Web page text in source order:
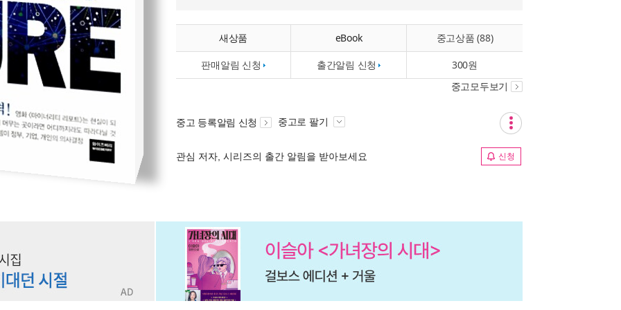
새상품 eBook 중고상품 (88)
판매알림 신청 출간알림 신청 300원
중고모두보기
중고 등록알림 신청 중고로 팔기
관심 저자, 시리즈의 출간 알림을 받아보세요 신청